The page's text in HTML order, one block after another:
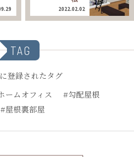
2022.02.02
TAG
登録されたタグ
ームオフィス
#勾配屋根
#屋根裏部屋